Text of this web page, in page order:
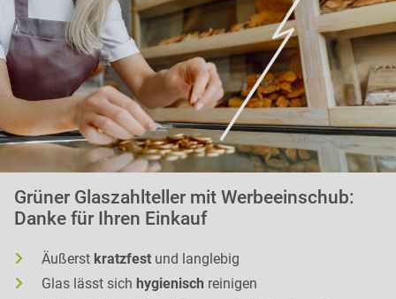
Grüner Glaszahlteller mit Werbeeinschub:
Danke für Ihren Einkauf
Äußerst kratzfest und langlebig
Glas lässt sich hygienisch reinigen